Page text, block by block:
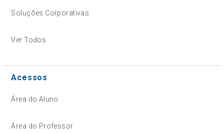
Soluções Corporativas
Ver Todos
Acessos
Área do Aluno
Área do Professor